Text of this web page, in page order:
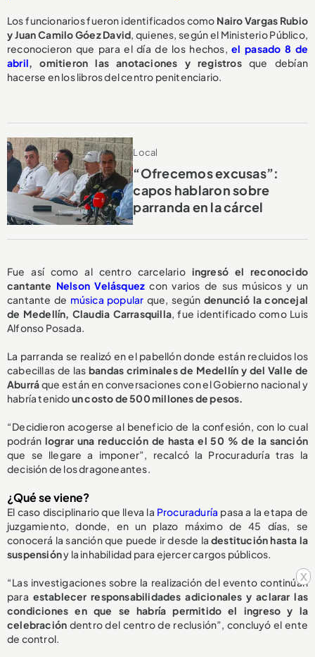
x
Los funcionarios fueron identificados como Nairo Vargas Rubio
y Juan Camilo Góez David, quienes, según el Ministerio Público,
reconocieron que para el día de los hechos,el pasado 8 de
abril, omitieron las anotaciones y registrosque debían
hacerse en los libros del centro penitenciario.
Local
“Ofrecemos excusas”:
capos hablaron sobre
parranda en la cárcel
Fue así como al centro carcelario ingresó el reconocido
cantante Nelson Velásquez con varios de sus músicos y un
cantante de música popular que, según denunció la concejal
de Medellín, Claudia Carrasquilla, fue identificado como Luis
Alfonso Posada.
La parranda se realizó en el pabellón donde están recluidos los
cabecillas de las bandas criminales de Medellín y del Valle de
Aburráque están en conversaciones con el Gobierno nacional y
habría tenidoun costo de 500 millones de pesos.
“Decidieron acogerse al beneficio de la confesión, con lo cual
podrán lograr una reducción de hasta el 50 % de la sanción
que se llegare a imponer”, recalcó la Procuraduría tras la
decisión de los dragoneantes.
¿Qué se viene?
El caso disciplinario que lleva la Procuraduría pasa a la etapa de
juzgamiento, donde, en un plazo máximo de 45 días, se
conocerá la sanción que puede ir desde ladestitución hasta la
suspensióny la inhabilidad para ejercer cargos públicos.
“Las investigaciones sobre la realización del evento continúan
para establecer responsabilidades adicionales y aclarar las
condiciones en que se habría permitido el ingreso y la
celebración dentro del centro de reclusión”, concluyó el ente
de control.